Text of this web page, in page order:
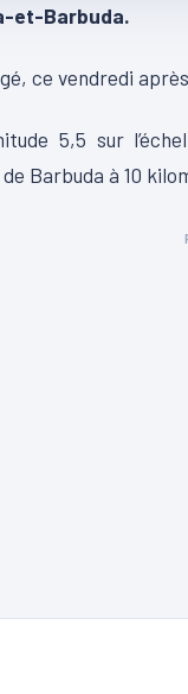
et-Barbuda.
ce vendredi
5,5 sur
Barbuda à 10